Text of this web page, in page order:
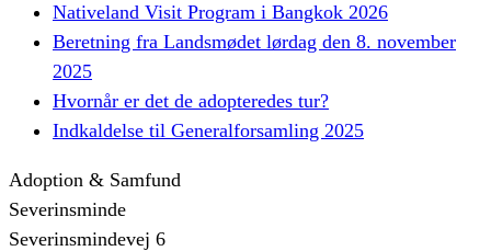
Nativeland Visit Program i Bangkok 2026
Beretning fra Landsmødet lørdag den 8. november
2025
Hvornår er det de adopteredes tur?
Indkaldelse til Generalforsamling 2025
Adoption & Samfund
Severinsminde
Severinsmindevej 6